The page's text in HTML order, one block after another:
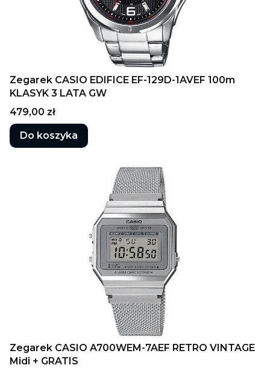
Zegarek CASIO EDIFICE EF-129D-1AVEF 100m
KLASYK 3 LATA GW
Cena
479,00 zł
Do koszyka
Zegarek CASIO A700WEM-7AEF RETRO VINTAGE
Midi + GRATIS